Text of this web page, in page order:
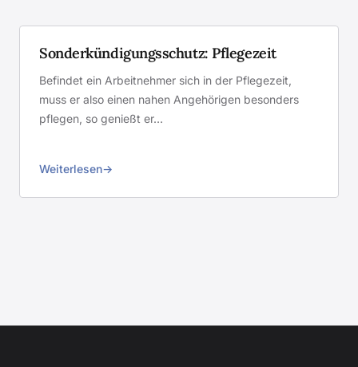
Sonderkündigungsschutz: Pflegezeit
Befindet ein Arbeitnehmer sich in der Pflegezeit,
muss er also einen nahen Angehörigen besonders
pflegen, so genießt er…
Weiterlesen